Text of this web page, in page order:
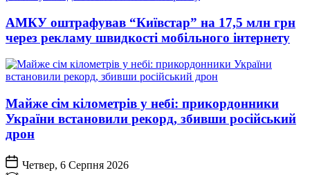
АМКУ оштрафував “Київстар” на 17,5 млн грн
через рекламу швидкості мобільного інтернету
Майже сім кілометрів у небі: прикордонники
України встановили рекорд, збивши російський
дрон
Четвер, 6 Серпня 2026